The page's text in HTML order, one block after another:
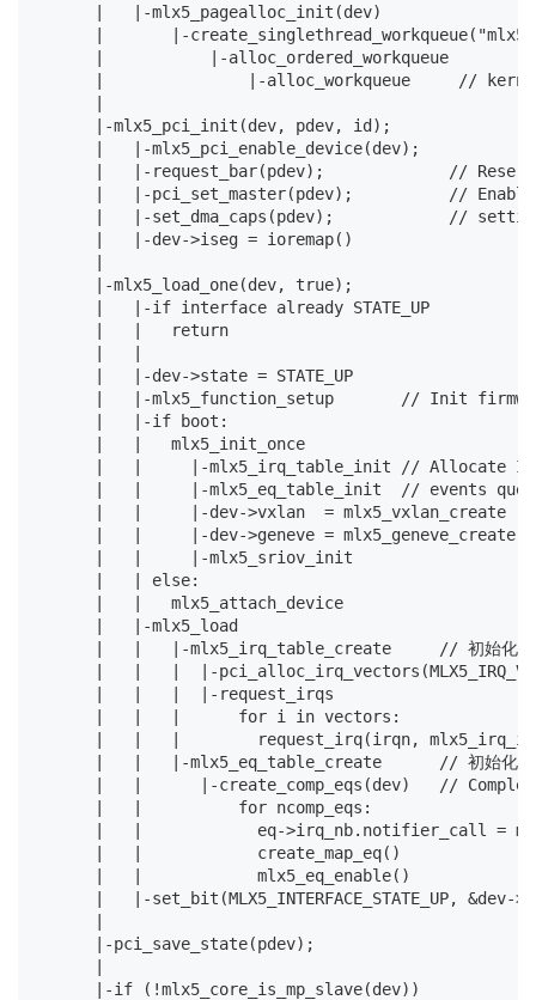
      |   |-mlx5_pagealloc_init(dev)
|       |-
      |           |-alloc_ordered_workqueue
|               |-alloc_workqueue     //
      |
      |-mlx5_pci_init(dev, pdev, id);
      |   |-mlx5_pci_enable_device(dev);
|   |-request_bar(pdev);             //
|   |-pci_set_master(pdev);          //
|   |-set_dma_caps(pdev);            //
      |   |-dev->iseg = ioremap()
      |
      |-mlx5_load_one(dev, true);
      |   |-if interface already STATE_UP
      |   |   return
      |   |
      |   |-dev->state = STATE_UP
|   |-mlx5_function_setup       // Init
      |   |-if boot:
      |   |   mlx5_init_once
|   |     |-mlx5_irq_table_init // Allocate
|   |     |-mlx5_eq_table_init  // events
      |   |     |-dev->vxlan  = mlx5_vxlan_create
      |   |     |-dev->geneve = mlx5_geneve_create
      |   |     |-mlx5_sriov_init
      |   | else:
      |   |   mlx5_attach_device
      |   |-mlx5_load
|   |   |-mlx5_irq_table_create     // 初始化硬
|   |   |  |-
      |   |   |  |-request_irqs
      |   |   |      for i in vectors:
|   |   |        request_irq(irqn,
|   |   |-mlx5_eq_table_create      // 初始化
|   |      |-create_comp_eqs(dev)   //
      |   |          for ncomp_eqs:
|   |            eq->irq_nb.notifier_call =
      |   |            create_map_eq()
      |   |            mlx5_eq_enable()
|   |-set_bit(MLX5_INTERFACE_STATE_UP, &dev-
      |
      |-pci_save_state(pdev);
      |
      |-if (!mlx5_core_is_mp_slave(dev))